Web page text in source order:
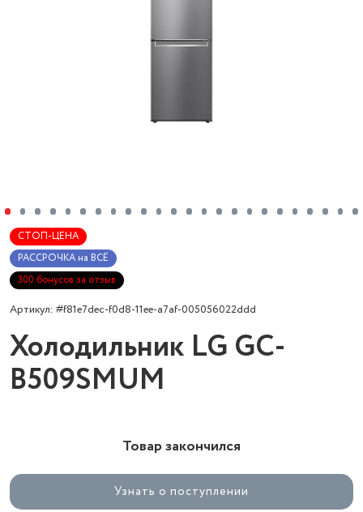
СТОП-ЦЕНА
РАССРОЧКА на ВСЁ
300 бонусов за отзыв
Артикул: #f81e7dec-f0d8-11ee-a7af-005056022ddd
Холодильник LG GC-
B509SMUM
Товар закончился
Узнать о поступлении